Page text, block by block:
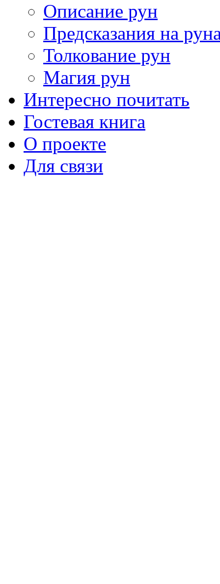
Описание рун
Предсказания на
Толкование рун
Магия рун
Интересно почитать
Гостевая книга
О проекте
Для связи